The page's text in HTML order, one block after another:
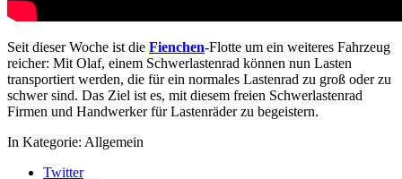
Seit dieser Woche ist die Fienchen-Flotte um ein weiteres Fahrzeug
reicher: Mit Olaf, einem Schwerlastenrad können nun Lasten
transportiert werden, die für ein normales Lastenrad zu groß oder zu
schwer sind. Das Ziel ist es, mit diesem freien Schwerlastenrad
Firmen und Handwerker für Lastenräder zu begeistern.
In Kategorie: Allgemein
Twitter